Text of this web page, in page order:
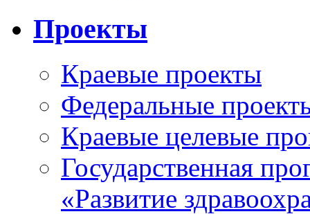
Проекты
Краевые проекты
Федеральные
Краевые целевые
Государственная
«Развитие